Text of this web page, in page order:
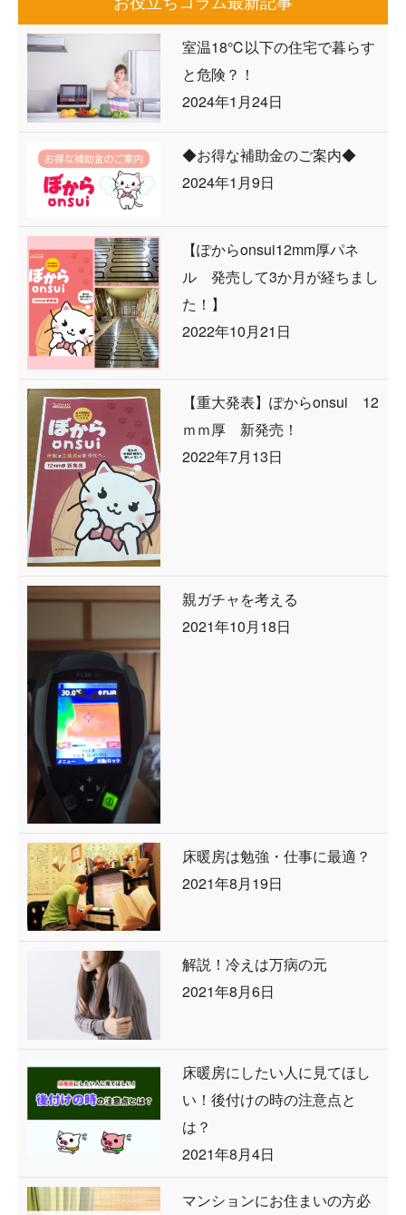
室温18℃以下の住宅で暮らす
と危険？！
2024年1月24日
◆お得な補助金のご案内◆
2024年1月9日
【ぽからonsui12mm厚パネ
ル 発売して3か月が経ちまし
た！】
2022年10月21日
【重大発表】ぽからonsui 12
ｍｍ厚 新発売！
2022年7月13日
親ガチャを考える
2021年10月18日
床暖房は勉強・仕事に最適？
2021年8月19日
解説！冷えは万病の元
2021年8月6日
床暖房にしたい人に見てほし
い！後付けの時の注意点と
は？
2021年8月4日
マンションにお住まいの方必